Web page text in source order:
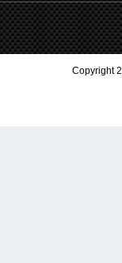
Copyright